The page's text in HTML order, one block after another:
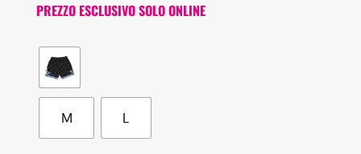
PREZZO ESCLUSIVO SOLO ONLINE
M L